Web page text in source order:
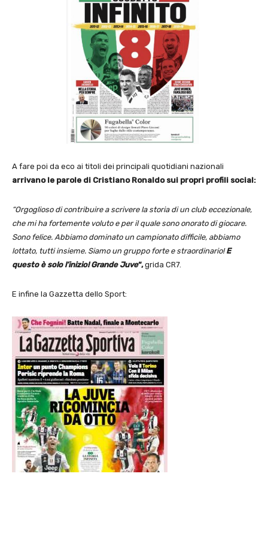
A fare poi da eco ai titoli dei principali quotidiani nazionali
arrivano le parole di Cristiano Ronaldo sui propri profili social:
“Orgoglioso di contribuire a scrivere la storia di un club eccezionale,
che mi ha fortemente voluto e per il quale sono onorato di giocare.
Sono felice. Abbiamo dominato un campionato difficile, abbiamo
lottato, tutti insieme. Siamo un gruppo forte e straordinario!E
questo è solo l’inizio! Grande Juve“,grida CR7.
E infine la Gazzetta dello Sport: